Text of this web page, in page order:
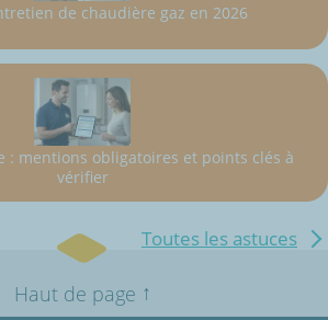
de chaudière gaz en 2026
: mentions obligatoires et points clés à
vérifier
Toutes les astuces
Haut de page ↑